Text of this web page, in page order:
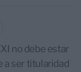
no debe estar
a ser titularidad